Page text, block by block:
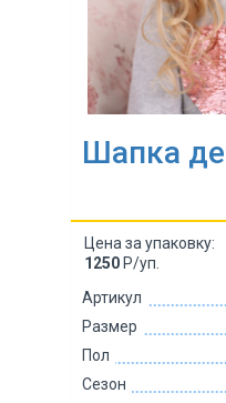
Шапка
Артикул
Размер
Пол
Сезон
Цена за упаковку:
1250 Р/уп.